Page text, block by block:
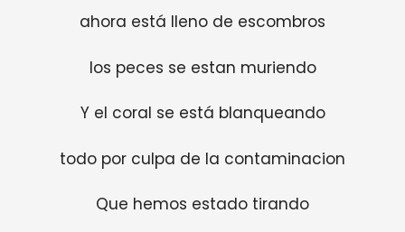
ahora está lleno de escombros
los peces se estan muriendo
Y el coral se está blanqueando
todo por culpa de la contaminacion
Que hemos estado tirando